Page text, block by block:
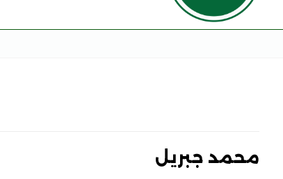
محمد جبريل